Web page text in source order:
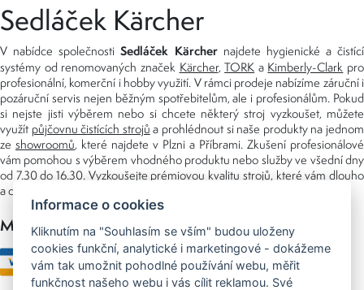
Sedláček Kärcher
V nabídce společnostiSedláček Kärchernajdete hygienické a čistící
systémy od renomovaných značek Kärcher,TORK a Kimberly-Clark pro
profesionální, komerční i hobby využití. V rámci prodeje nabízíme záruční i
pozáruční servis nejen běžným spotřebitelům, ale i profesionálům. Pokud
si nejste jisti výběrem nebo si chcete některý stroj vyzkoušet, můžete
využít půjčovnu čistících strojů a prohlédnout si naše produkty na jednom
ze showroomů, které najdete v Plzni a Příbrami. Zkušení profesionálové
vám pomohou s výběrem vhodného produktu nebo služby ve všední dny
od 7.30 do 16.30. Vyzkoušejte prémiovou kvalitu strojů, které vám dlouho
a dobře poslouží nejen doma, ale i v zaměstnání.
Možnosti platby
Informace o cookies
Kliknutím na "Souhlasím se vším" budou uloženy
cookies funkční, analytické i marketingové - dokážeme
vám tak umožnit pohodlné používání webu, měřit
funkčnost našeho webu i vás cílit reklamou. Své